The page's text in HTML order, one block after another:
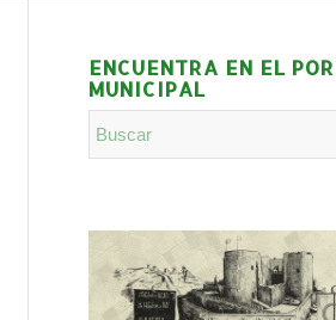
ENCUENTRA EN EL
MUNICIPAL